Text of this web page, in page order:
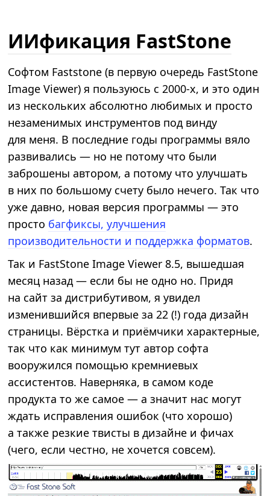
ИИфикация FastStone
Софтом Faststone (в первую очередь FastStone
Image Viewer) я пользуюсь с 2000-х, и это один
из нескольких абсолютно любимых и просто
незаменимых инструментов под винду
для меня. В последние годы программы вяло
развивались — но не потому что были
заброшены автором, а потому что улучшать
в них по большому счету было нечего. Так что
уже давно, новая версия программы — это
просто багфиксы, улучшения
производительности и поддержка форматов.
Так и FastStone Image Viewer 8.5, вышедшая
месяц назад — если бы не одно но. Придя
на сайт за дистрибутивом, я увидел
изменившийся впервые за 22 (!) года дизайн
страницы. Вёрстка и приёмчики характерные,
так что как минимум тут автор софта
вооружился помощью кремниевых
ассистентов. Наверняка, в самом коде
продукта то же самое — а значит нас могут
ждать исправления ошибок (что хорошо)
а также резкие твисты в дизайне и фичах
(чего, если честно, не хочется совсем).